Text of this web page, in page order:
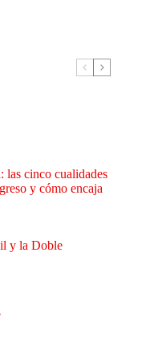
las cinco cualidades
y cómo encaja
y la Doble